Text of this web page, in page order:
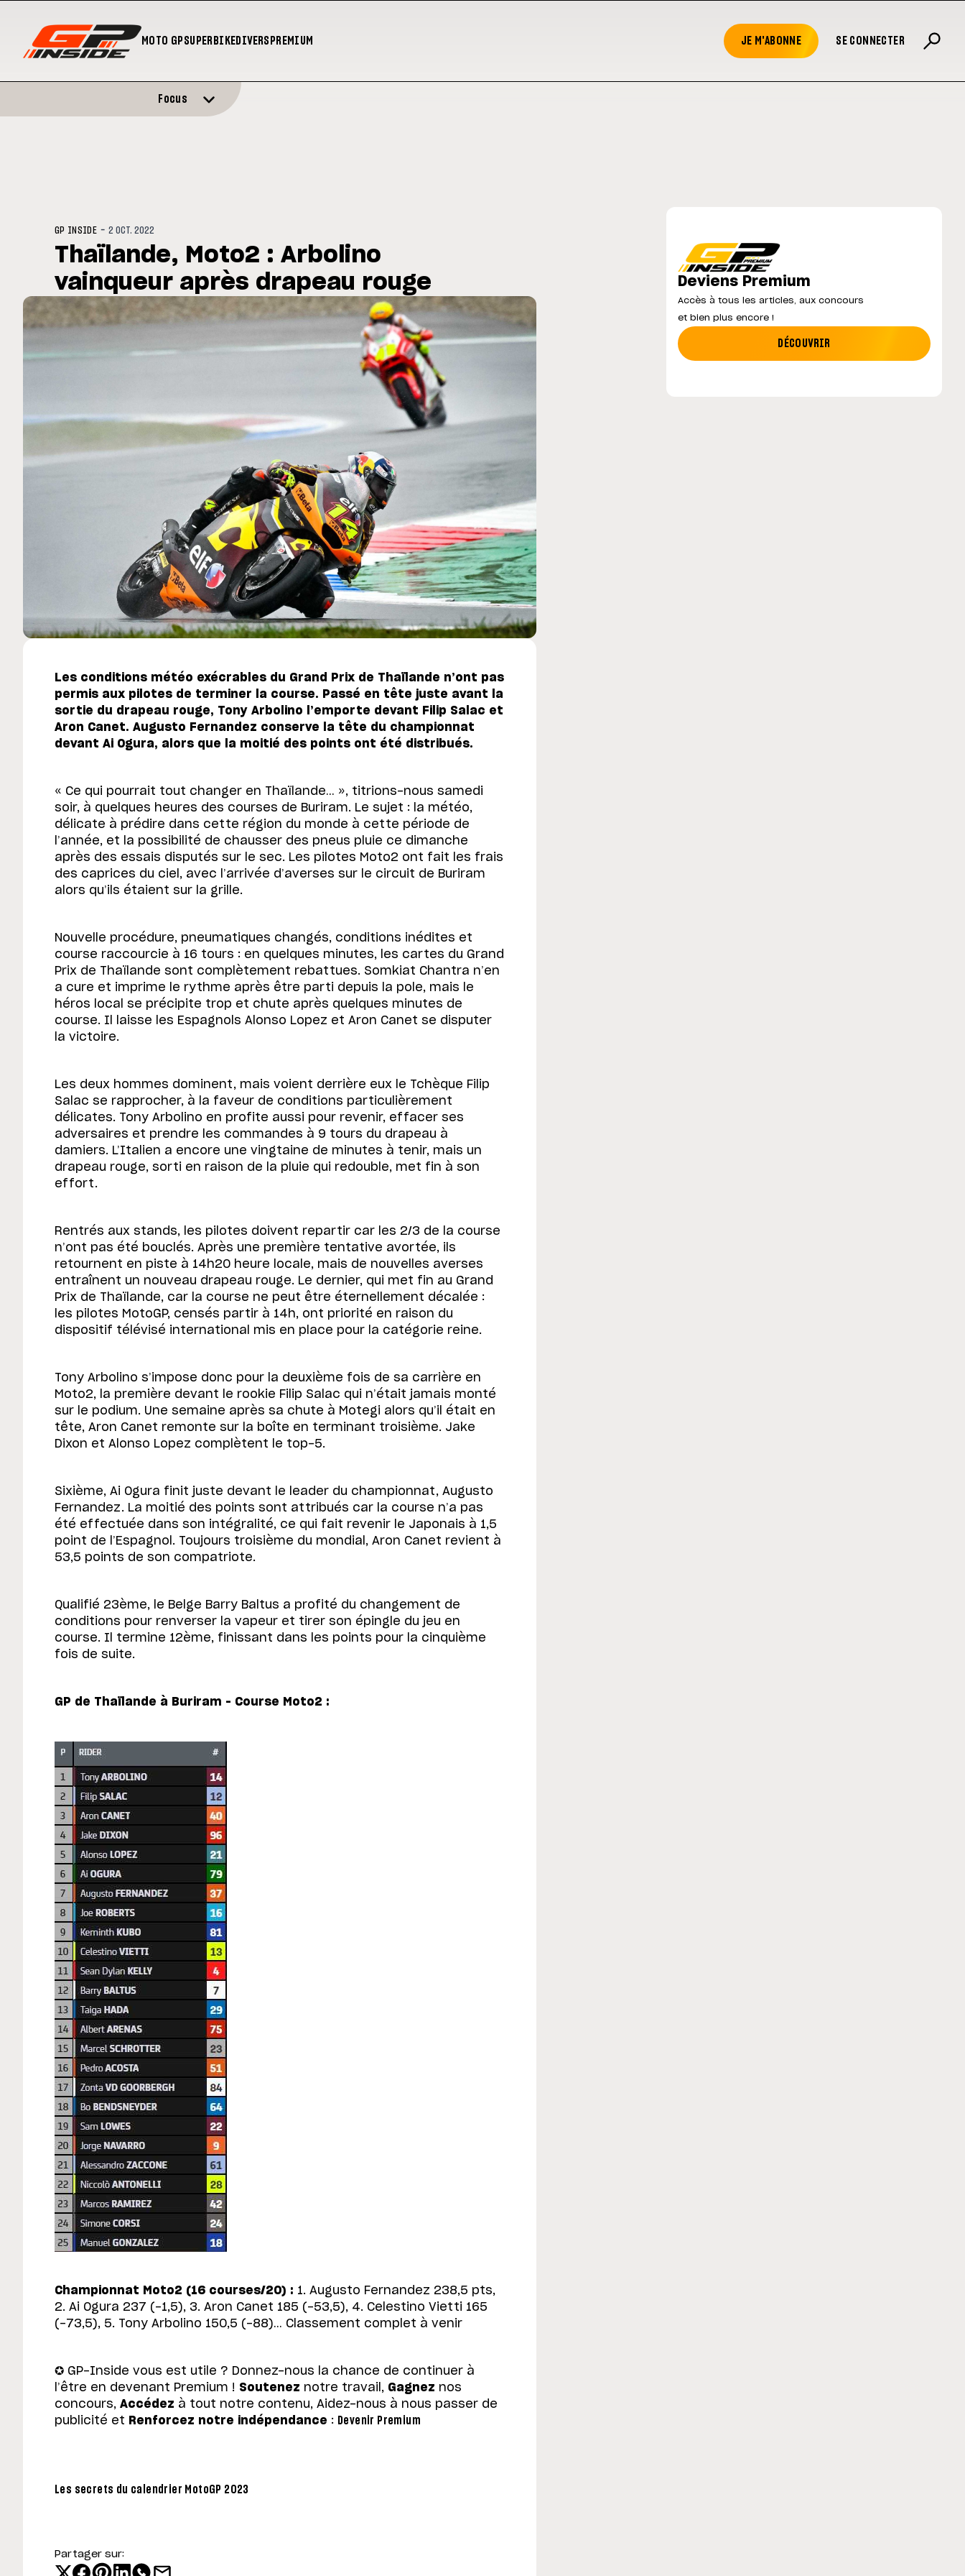
MOTO GPSUPERBIKEDIVERS PREMIUM JE M'ABONNE SE CONNECTER
Silverstone : Horaires et Programme du GP de
Grande-Bretagne
Zarco évite l'opération et vise un retour en
MotoGP : les cinq constructeurs signent un
Focus
GP INSIDE -2 OCT. 2022
Thaïlande, Moto2 : Arbolino
vainqueur après drapeau rouge
Les conditions météo exécrables du Grand Prix de Thaïlande n’ont pas
permis aux pilotes de terminer la course. Passé en tête juste avant la
sortie du drapeau rouge, Tony Arbolino l’emporte devant Filip Salac et
Aron Canet. Augusto Fernandez conserve la tête du championnat
devant Ai Ogura, alors que la moitié des points ont été distribués.
« Ce qui pourrait tout changer en Thaïlande… », titrions-nous samedi
soir, à quelques heures des courses de Buriram. Le sujet : la météo,
délicate à prédire dans cette région du monde à cette période de
l’année, et la possibilité de chausser des pneus pluie ce dimanche
après des essais disputés sur le sec. Les pilotes Moto2 ont fait les frais
des caprices du ciel, avec l’arrivée d’averses sur le circuit de Buriram
alors qu’ils étaient sur la grille.
Nouvelle procédure, pneumatiques changés, conditions inédites et
course raccourcie à 16 tours : en quelques minutes, les cartes du Grand
Prix de Thaïlande sont complètement rebattues. Somkiat Chantra n’en
a cure et imprime le rythme après être parti depuis la pole, mais le
héros local se précipite trop et chute après quelques minutes de
course. Il laisse les Espagnols Alonso Lopez et Aron Canet se disputer
la victoire.
Les deux hommes dominent, mais voient derrière eux le Tchèque Filip
Salac se rapprocher, à la faveur de conditions particulièrement
délicates. Tony Arbolino en profite aussi pour revenir, effacer ses
adversaires et prendre les commandes à 9 tours du drapeau à
damiers. L’Italien a encore une vingtaine de minutes à tenir, mais un
drapeau rouge, sorti en raison de la pluie qui redouble, met fin à son
effort.
Rentrés aux stands, les pilotes doivent repartir car les 2/3 de la course
n’ont pas été bouclés. Après une première tentative avortée, ils
retournent en piste à 14h20 heure locale, mais de nouvelles averses
entraînent un nouveau drapeau rouge. Le dernier, qui met fin au Grand
Prix de Thaïlande, car la course ne peut être éternellement décalée :
les pilotes MotoGP, censés partir à 14h, ont priorité en raison du
dispositif télévisé international mis en place pour la catégorie reine.
Tony Arbolino s’impose donc pour la deuxième fois de sa carrière en
Moto2, la première devant le rookie Filip Salac qui n’était jamais monté
sur le podium. Une semaine après sa chute à Motegi alors qu’il était en
tête, Aron Canet remonte sur la boîte en terminant troisième. Jake
Dixon et Alonso Lopez complètent le top-5.
Sixième, Ai Ogura finit juste devant le leader du championnat, Augusto
Fernandez. La moitié des points sont attribués car la course n’a pas
été effectuée dans son intégralité, ce qui fait revenir le Japonais à 1,5
point de l’Espagnol. Toujours troisième du mondial, Aron Canet revient à
53,5 points de son compatriote.
Qualifié 23ème, le Belge Barry Baltus a profité du changement de
conditions pour renverser la vapeur et tirer son épingle du jeu en
course. Il termine 12ème, finissant dans les points pour la cinquième
fois de suite.
GP de Thaïlande à Buriram – Course Moto2 :
Championnat Moto2 (16 courses/20) : 1. Augusto Fernandez 238,5 pts,
2. Ai Ogura 237 (-1,5), 3. Aron Canet 185 (-53,5), 4. Celestino Vietti 165
(-73,5), 5. Tony Arbolino 150,5 (-88)… Classement complet à venir
✪ GP-Inside vous est utile ? Donnez-nous la chance de continuer à
l’être en devenant Premium ! Soutenez notre travail, Gagnez nos
concours, Accédez à tout notre contenu, Aidez-nous à nous passer de
publicité et Renforcez notre indépendance : Devenir Premium
Les secrets du calendrier MotoGP 2023
Partager sur:
Deviens Premium
Accès à tous les articles, aux concours
et bien plus encore !
DÉCOUVRIR